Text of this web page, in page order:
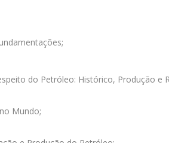
do Petróleo: Histórico, Produção e
Mundo;